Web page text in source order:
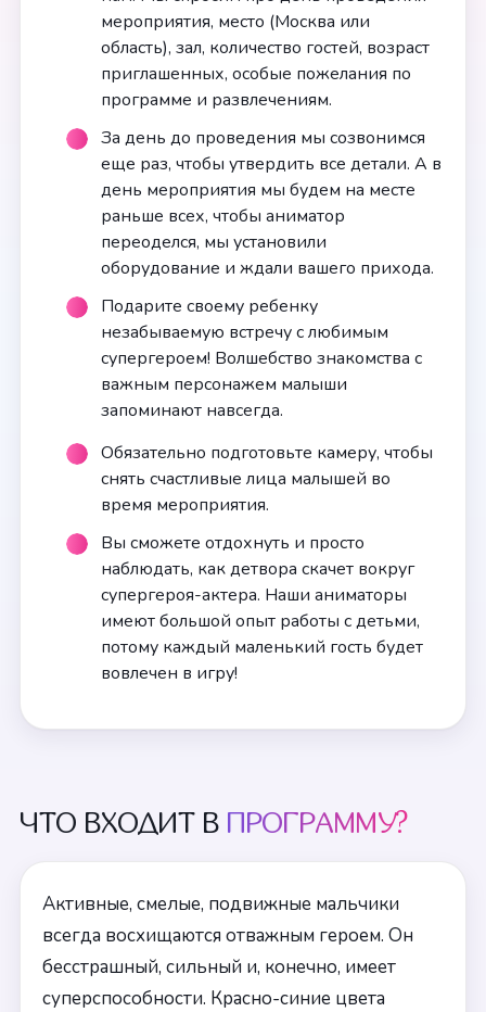
мероприятия, место (Москва или
область), зал, количество гостей, возраст
приглашенных, особые пожелания по
программе и развлечениям.
За день до проведения мы созвонимся
еще раз, чтобы утвердить все детали. А в
день мероприятия мы будем на месте
раньше всех, чтобы аниматор
переоделся, мы установили
оборудование и ждали вашего прихода.
Подарите своему ребенку
незабываемую встречу с любимым
супергероем! Волшебство знакомства с
важным персонажем малыши
запоминают навсегда.
Обязательно подготовьте камеру, чтобы
снять счастливые лица малышей во
время мероприятия.
Вы сможете отдохнуть и просто
наблюдать, как детвора скачет вокруг
супергероя-актера. Наши аниматоры
имеют большой опыт работы с детьми,
потому каждый маленький гость будет
вовлечен в игру!
ЧТО ВХОДИТ В ПРОГРАММУ?
Активные, смелые, подвижные мальчики
всегда восхищаются отважным героем. Он
бесстрашный, сильный и, конечно, имеет
суперспособности. Красно-синие цвета